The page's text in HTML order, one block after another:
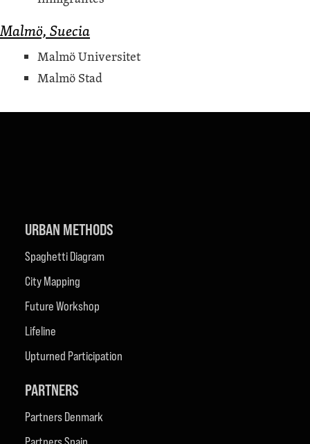
Malmö, Suecia
Malmö Uni­ver­sitet
Malmö Stad
URBAN METHODS
Spaghetti Diagram
City Mapping
Future Workshop
Lifeline
Upturned Participation
PARTNERS
Partners Denmark